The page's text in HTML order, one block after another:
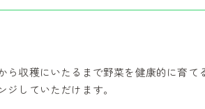
収穫にいたるまで野菜を健康的に育て
していただけます。